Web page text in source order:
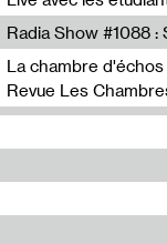
Resonance
La chambre d'échos
Revue Les